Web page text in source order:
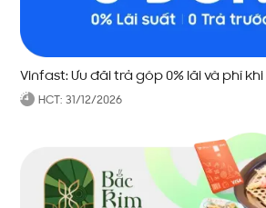
Vinfast: Ưu đãi trả góp 0% lãi và phí
HCT: 31/12/2026